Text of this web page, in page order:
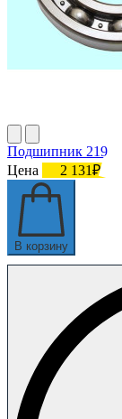
Подшипник 219
Цена
2 131₽
В корзину